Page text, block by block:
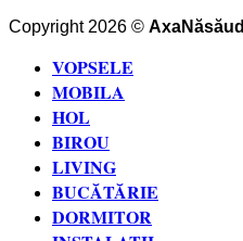
Copyright 2026 © AxaNăsăud
VOPSELE
MOBILA
HOL
BIROU
LIVING
BUCĂTĂRIE
DORMITOR